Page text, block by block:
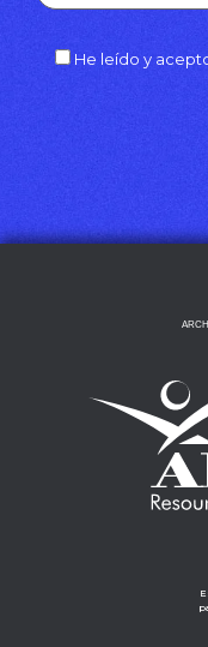
He leído y